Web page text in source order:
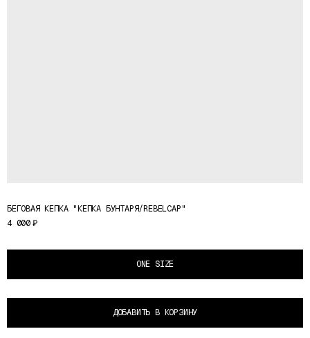
БЕГОВАЯ КЕПКА "КЕПКА БУНТАРЯ/REBELCAP"
4 000₽
ONE SIZE
ДОБАВИТЬ В КОРЗИНУ